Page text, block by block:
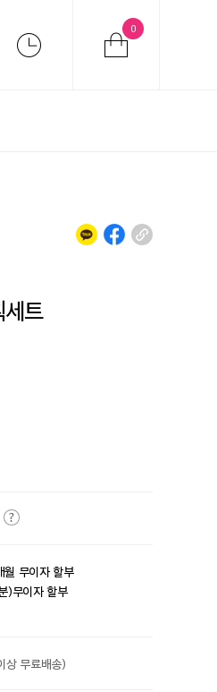
0
트
월 무이자 할부
)무이자 할부
상 무료배송)